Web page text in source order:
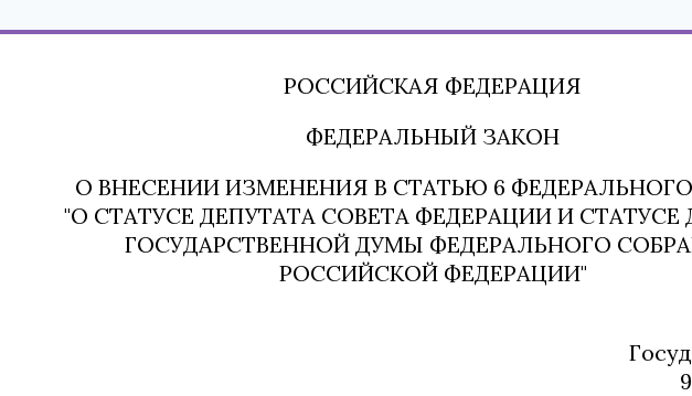
РОССИЙСКАЯ ФЕДЕРАЦИЯ
ФЕДЕРАЛЬНЫЙ ЗАКОН
О ВНЕСЕНИИ ИЗМЕНЕНИЯ В СТАТЬЮ 6
"О СТАТУСЕ ДЕПУТАТА СОВЕТА ФЕДЕРАЦИИ И СТАТУСЕ
ГОСУДАРСТВЕННОЙ ДУМЫ ФЕДЕРАЛЬНОГО
РОССИЙСКОЙ ФЕДЕРАЦИИ"